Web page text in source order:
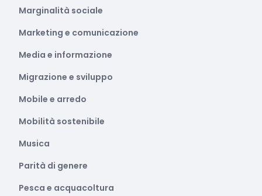
Marginalità sociale
Marketing e comunicazione
Media e informazione
Migrazione e sviluppo
Mobile e arredo
Mobilità sostenibile
Musica
Parità di genere
Pesca e acquacoltura